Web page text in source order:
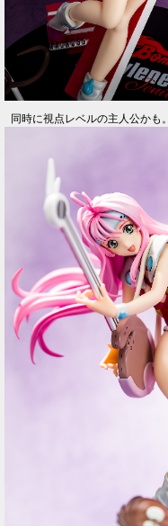
同時に視点レベルの主人公かも。